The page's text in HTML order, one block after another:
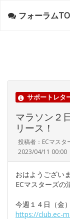
フォーラム
サポートレタ
マラソン２
リース！
投稿者：ECマス
2023/04/11 00:00
おはようございま
ECマスターズの
今週１４日（金
https://club.ec-